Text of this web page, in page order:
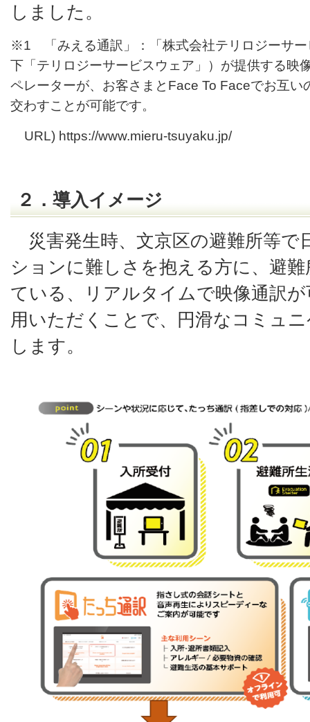
しました。
※1 「みえる通訳」：「株式会社テリロジーサー
下「テリロジーサービスウェア」）が提供する映
ペレーターが、お客さまとFace To Faceでお互
交わすことが可能です。
URL) https://www.mieru-tsuyaku.jp/
２．導入イメージ
災害発生時、文京区の避難所等で
ションに難しさを抱える方に、避
ている、リアルタイムで映像通訳
用いただくことで、円滑なコミュ
します。